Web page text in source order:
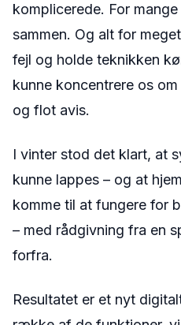
komplicerede. For
sammen. Og alt for
fejl og holde teknikken
kunne koncentrere os
og flot avis.
I vinter stod det klart, at
kunne lappes – og at
komme til at fungere for
– med rådgivning fra en
forfra.
Resultatet er et nyt